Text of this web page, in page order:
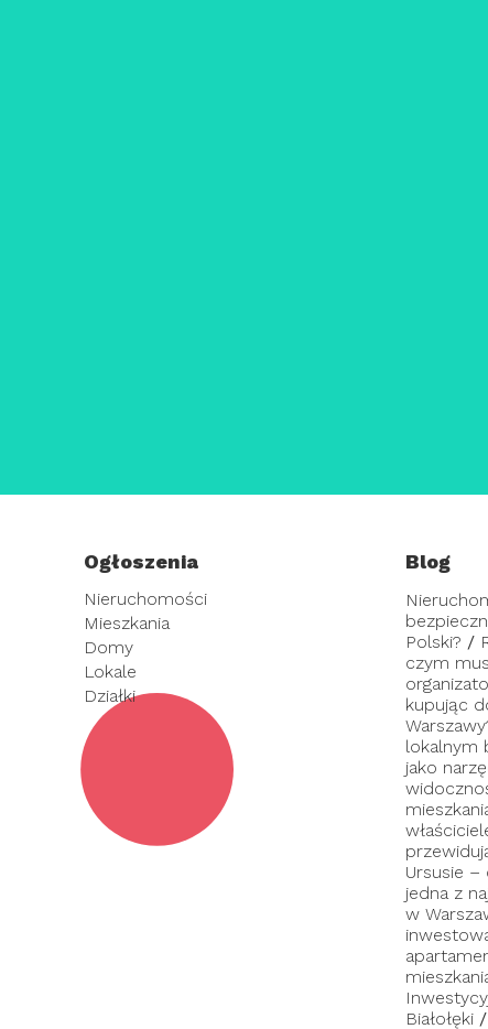
Ogłoszenia
Nieruchomości
Mieszkania
Domy
Lokale
Działki
Blog
Polski? /
czym
kupując
lokalnym
jako
Ursusie –
jedna z
w
Białołęki /